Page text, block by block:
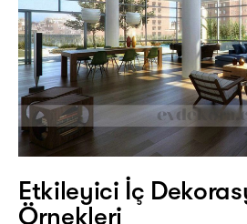
Etkileyici İç
Örnekleri